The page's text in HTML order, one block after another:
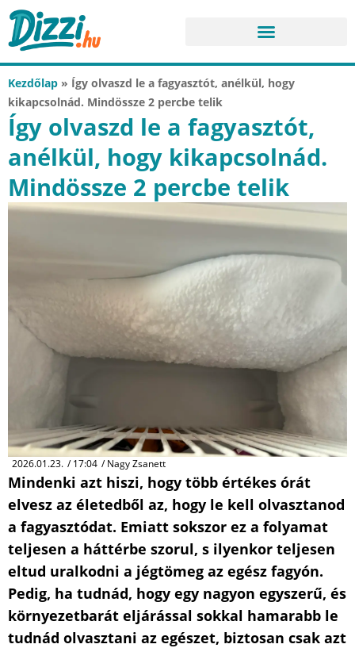
Kezdőlap » Így olvaszd le a fagyasztót, anélkül, hogy
kikapcsolnád. Mindössze 2 percbe telik
Így olvaszd le a fagyasztót,
anélkül, hogy kikapcsolnád.
Mindössze 2 percbe telik
2026.01.23. / 17:04 /Nagy Zsanett
Mindenki azt hiszi, hogy több értékes órát
elvesz az életedből az, hogy le kell olvasztanod
a fagyasztódat. Emiatt sokszor ez a folyamat
teljesen a háttérbe szorul, s ilyenkor teljesen
eltud uralkodni a jégtömeg az egész fagyón.
Pedig, ha tudnád, hogy egy nagyon egyszerű, és
környezetbarát eljárással sokkal hamarabb le
tudnád olvasztani az egészet, biztosan csak azt